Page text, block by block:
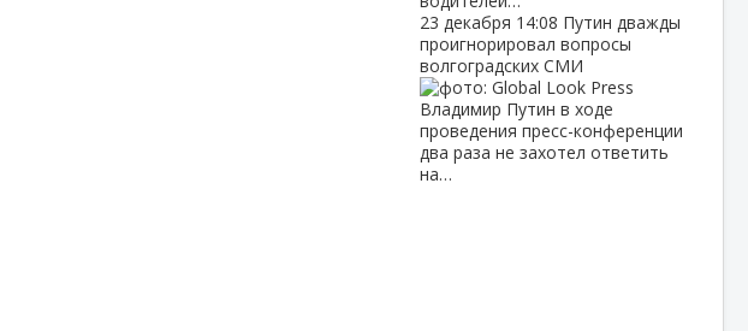
23 декабря 14:08 Путин дважды
проигнорировал вопросы
волгоградских СМИ
Владимир Путин в ходе
проведения пресс-конференции
два раза не захотел ответить
на…